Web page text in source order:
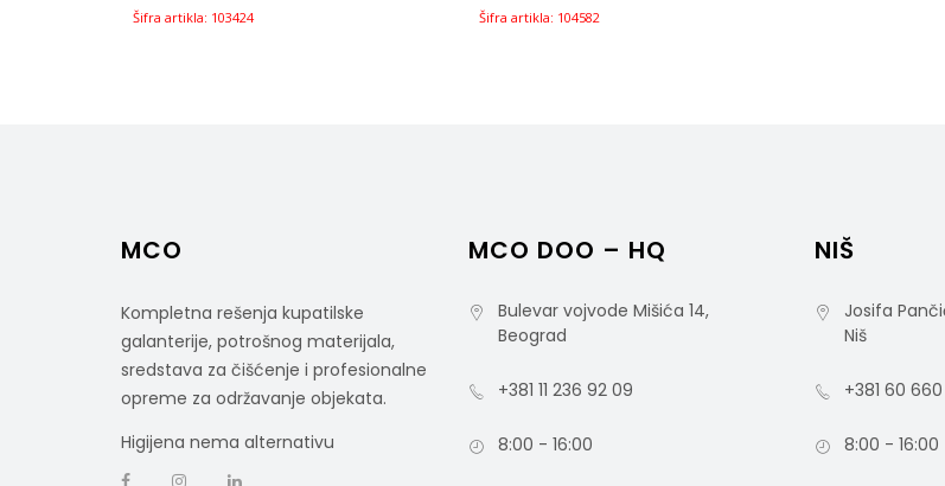
Šifra artikla: 103424 Šifra artikla: 104582
MCO
Kompletna rešenja kupatilske
galanterije, potrošnog materijala,
sredstava za čišćenje i profesionalne
opreme za održavanje objekata.
Higijena nema alternativu
MCO DOO – HQ
Bulevar vojvode Mišića 14,
Beograd
+381 11 236 92 09
8:00 - 16:00
NIŠ
Josifa
Niš
+381 60
8:00 - 16:00